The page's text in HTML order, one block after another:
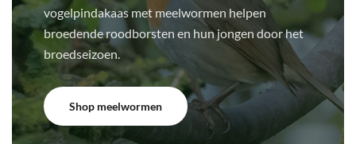
vogelpindakaas met meelwormen helpen
broedende roodborsten en hun jongen door het
broedseizoen.
Shop meelwormen